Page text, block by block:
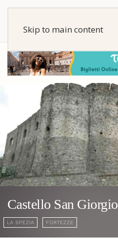
Skip to main content
Castello San Giorgio
LA SPEZIA FORTEZZE